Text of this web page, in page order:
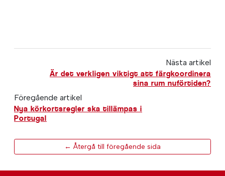
Nästa artikel
Är det verkligen viktigt att färgkoordinera
sina rum nuförtiden?
Föregående artikel
Nya körkortsregler ska tillämpas i
Portugal
← Återgå till föregående sida